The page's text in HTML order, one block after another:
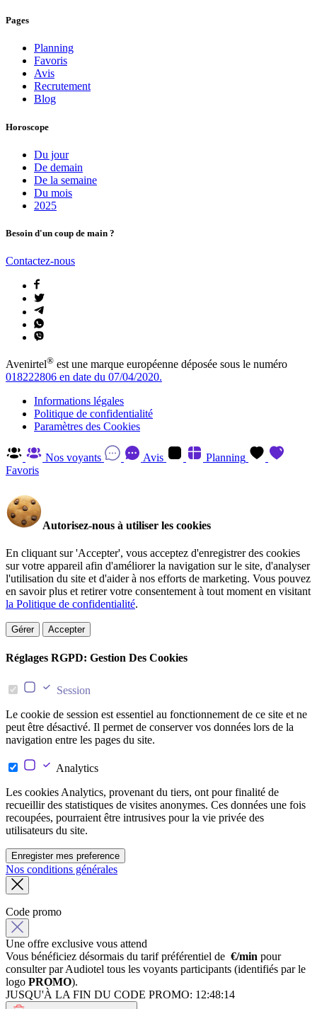
Pages
Planning
Favoris
Avis
Recrutement
Blog
Horoscope
Du jour
De demain
De la semaine
Du mois
2025
Besoin d'un coup de main ?
Contactez-nous
Avenirtel® est une marque européenne déposée sous le numéro
018222806 en date du 07/04/2020.
Informations légales
Politique de confidentialité
Paramètres des Cookies
Nos voyants Avis
Planning
Favoris
Autorisez-nous à utiliser les cookies
En cliquant sur 'Accepter', vous acceptez d'enregistrer des cookies
sur votre appareil afin d'améliorer la navigation sur le site, d'analyser
l'utilisation du site et d'aider à nos efforts de marketing. Vous pouvez
en savoir plus et retirer votre consentement à tout moment en visitant
la Politique de confidentialité.
Gérer Accepter
Réglages RGPD: Gestion Des Cookies
Session
Le cookie de session est essentiel au fonctionnement de ce site et ne
peut être désactivé. Il permet de conserver vos données lors de la
navigation entre les pages du site.
Analytics
Les cookies Analytics, provenant du tiers, ont pour finalité de
recueillir des statistiques de visites anonymes. Ces données une fois
recoupées, pourraient être intrusives pour la vie privée des
utilisateurs du site.
Enregister mes preference
Nos conditions générales
Code promo
Une offre exclusive vous attend
Vous bénéficiez désormais du tarif préférentiel de €/min pour
consulter par Audiotel tous les voyants participants (identifiés par le
logo PROMO).
JUSQU'À LA FIN DU CODE PROMO: 12:48:14